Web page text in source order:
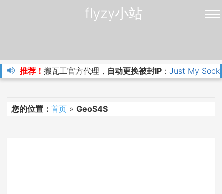
flyzy小站
推荐！ 搬瓦工官方代理， 自动更换被封IP ： Just My
您的位置： 首页 » GeoS4S